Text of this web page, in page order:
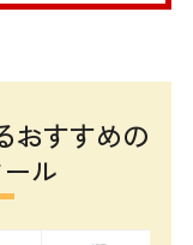
おすすめの
ル